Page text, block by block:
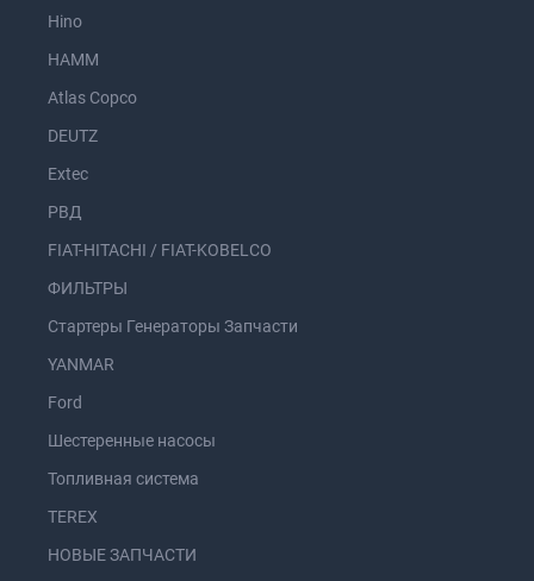
Hino
HAMM
Atlas Copco
DEUTZ
Extec
РВД
FIAT-HITACHI / FIAT-KOBELCO
ФИЛЬТРЫ
Стартеры Генераторы Запчасти
YANMAR
Ford
Шестеренные насосы
Топливная система
TEREX
НОВЫЕ ЗАПЧАСТИ